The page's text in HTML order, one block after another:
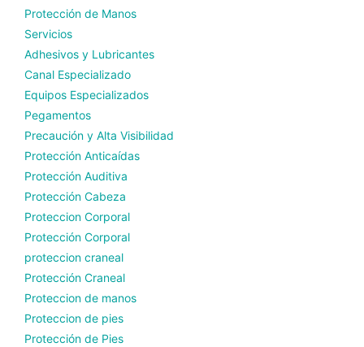
Protección de Manos
Servicios
Adhesivos y Lubricantes
Canal Especializado
Equipos Especializados
Pegamentos
Precaución y Alta Visibilidad
Protección Anticaídas
Protección Auditiva
Protección Cabeza
Proteccion Corporal
Protección Corporal
proteccion craneal
Protección Craneal
Proteccion de manos
Proteccion de pies
Protección de Pies